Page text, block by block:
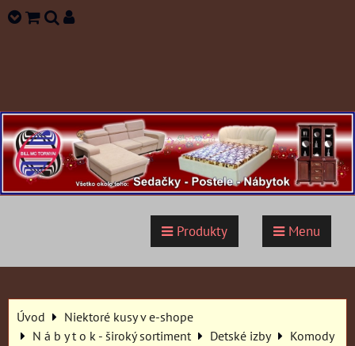
Produkty Menu
Úvod
Niektoré kusy v e-shope
N á b y t o k - široký sortiment
Detské izby Komody